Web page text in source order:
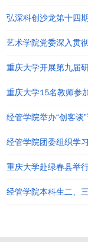
弘深科创沙龙第十四
艺术学院党委深入贯
重庆大学开展第九届
重庆大学15名教师参
经管学院举办“创客谈
经管学院团委组织学
经管学院本科生二、